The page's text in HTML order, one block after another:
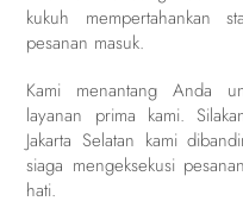
kukuh mempertahankan
pesanan masuk.
Kami menantang Anda
layanan prima kami.
Jakarta Selatan kami
siaga mengeksekusi
hati.